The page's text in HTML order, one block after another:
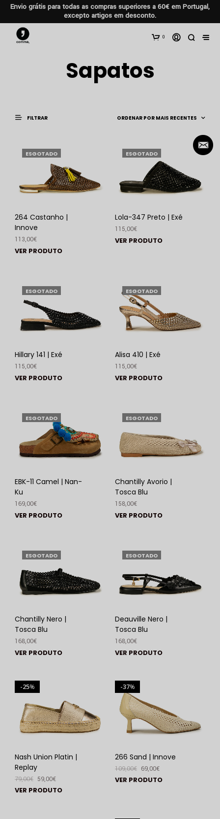
Envio grátis para todas as compras superiores a 60€ em Portugal,
excepto artigos em desconto.
0
Sapatos
FILTRAR
ESGOTADO
264 Castanho |
Innove
113,00€
VER PRODUTO
ESGOTADO
Lola-347 Preto | Exé
115,00€
VER PRODUTO
ESGOTADO
Hillary 141 | Exé
115,00€
VER PRODUTO
ESGOTADO
Alisa 410 | Exé
115,00€
VER PRODUTO
ESGOTADO
EBK-11 Camel | Nan-
Ku
169,00€
VER PRODUTO
ESGOTADO
Chantilly Avorio |
Tosca Blu
158,00€
VER PRODUTO
ESGOTADO
Chantilly Nero |
Tosca Blu
168,00€
VER PRODUTO
ESGOTADO
Deauville Nero |
Tosca Blu
168,00€
VER PRODUTO
%
25
Nash Union Platin |
Replay
79,00€ 59,00€
VER PRODUTO
%
37
266 Sand | Innove
109,00€ 69,00€
VER PRODUTO